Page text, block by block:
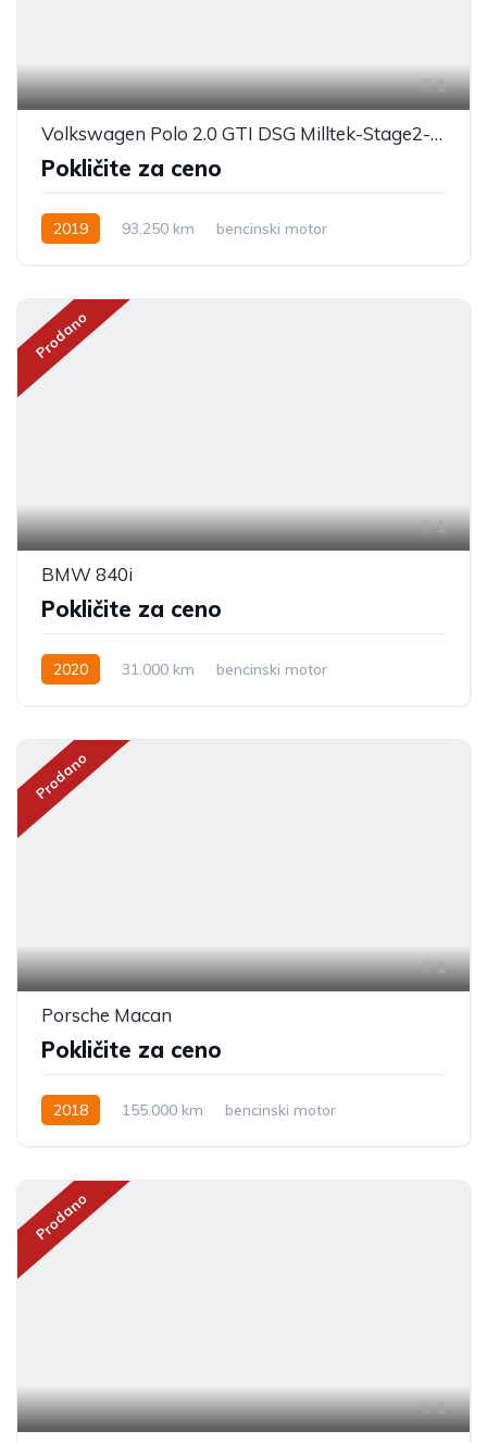
1
Volkswagen Polo 2.0 GTI DSG Milltek-Stage2-Eibach-Maxton
Pokličite za ceno
2019 93.250 km bencinski motor
Prodano
1
BMW 840i
Pokličite za ceno
2020 31.000 km bencinski motor
Prodano
1
Porsche Macan
Pokličite za ceno
2018 155.000 km bencinski motor
Prodano
1